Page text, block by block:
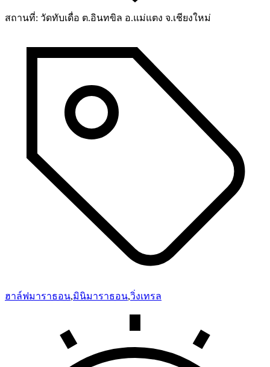
สถานที่: วัดทับเดื่อ ต.อินทขิล อ.แม่แตง จ.เชียงใหม่
ฮาล์ฟมาราธอน,มินิมาราธอน,วิ่งเทรล